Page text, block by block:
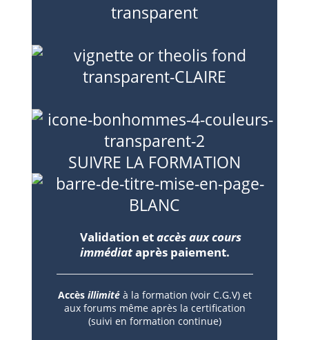
SUIVRE LA FORMATION
Validation etaccès aux cours
immédiataprès paiement.
Accès illimité à la formation (voir C.G.V) et
aux forums même après la certification
(suivi en formation continue)